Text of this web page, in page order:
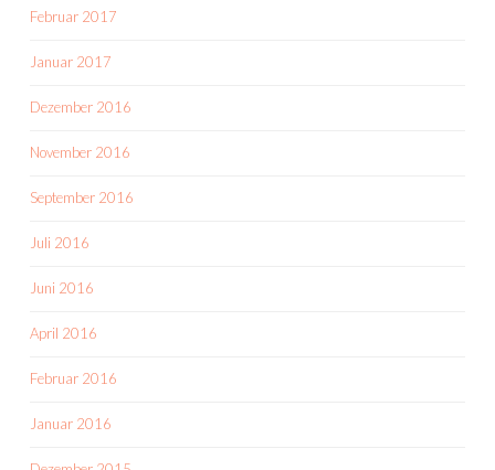
Februar 2017
Januar 2017
Dezember 2016
November 2016
September 2016
Juli 2016
Juni 2016
April 2016
Februar 2016
Januar 2016